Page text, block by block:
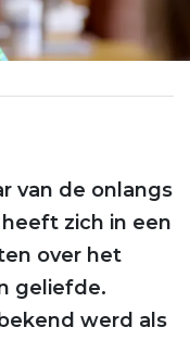
van de onlangs
heeft zich in een
over het
geliefde.
werd als